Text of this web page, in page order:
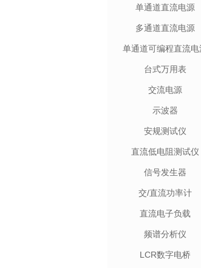
单通道直流电源
多通道直流电源
单通道可编程直流电
台式万用表
交流电源
示波器
安规测试仪
直流低电阻测试仪
信号发生器
交/直流功率计
直流电子负载
频谱分析仪
LCR数字电桥